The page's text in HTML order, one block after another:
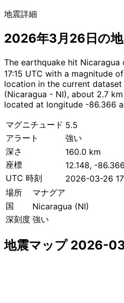
地震詳細
2026年3月26日の
The earthquake hit Nicaragua
17:15 UTC with a magnitude
location in the current dataset
(Nicaragua - NI), about 2.7
located at longitude -86.366
マグニチュード 5.5
アラート
強い
深さ
160.0 km
座標
12.148, -86.366
UTC 時刻
2026-03-26
場所
マナグア
国
Nicaragua (NI)
深刻度 強い
地震マップ 2026-